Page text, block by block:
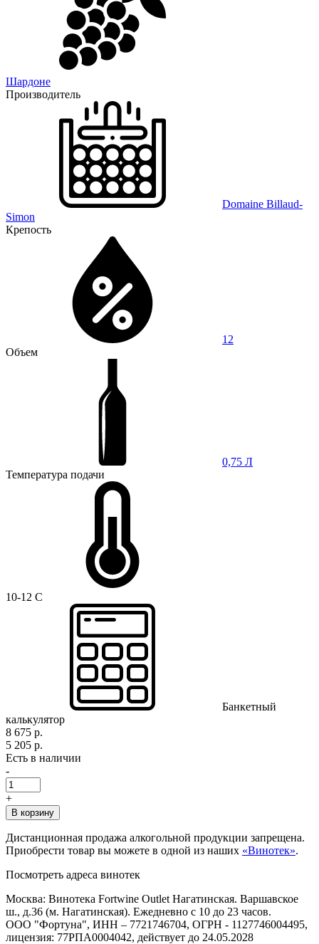
Шардоне
Производитель
Domaine Billaud-
Simon
Крепость
12
Объем
0,75 Л
Температура подачи
10-12 C
Банкетный
калькулятор
8 675 р.
5 205 р.
Есть в наличии
-
+
В корзину
Дистанционная продажа алкогольной продукции запрещена.
Приобрести товар вы можете в одной из наших «Винотек».
Посмотреть адреса винотек
Москва: Винотека Fortwine Outlet Нагатинская. Варшавское
ш., д.36 (м. Нагатинская). Ежедневно с 10 до 23 часов.
ООО "Фортуна", ИНН – 7721746704, ОГРН - 1127746004495,
лицензия: 77РПА0004042, действует до 24.05.2028